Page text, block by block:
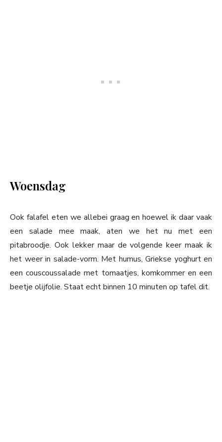
Woensdag
Ook falafel eten we allebei graag en hoewel ik daar vaak
een salade mee maak, aten we het nu met een
pitabroodje. Ook lekker maar de volgende keer maak ik
het weer in salade-vorm. Met humus, Griekse yoghurt en
een couscoussalade met tomaatjes, komkommer en een
beetje olijfolie. Staat echt binnen 10 minuten op tafel dit.